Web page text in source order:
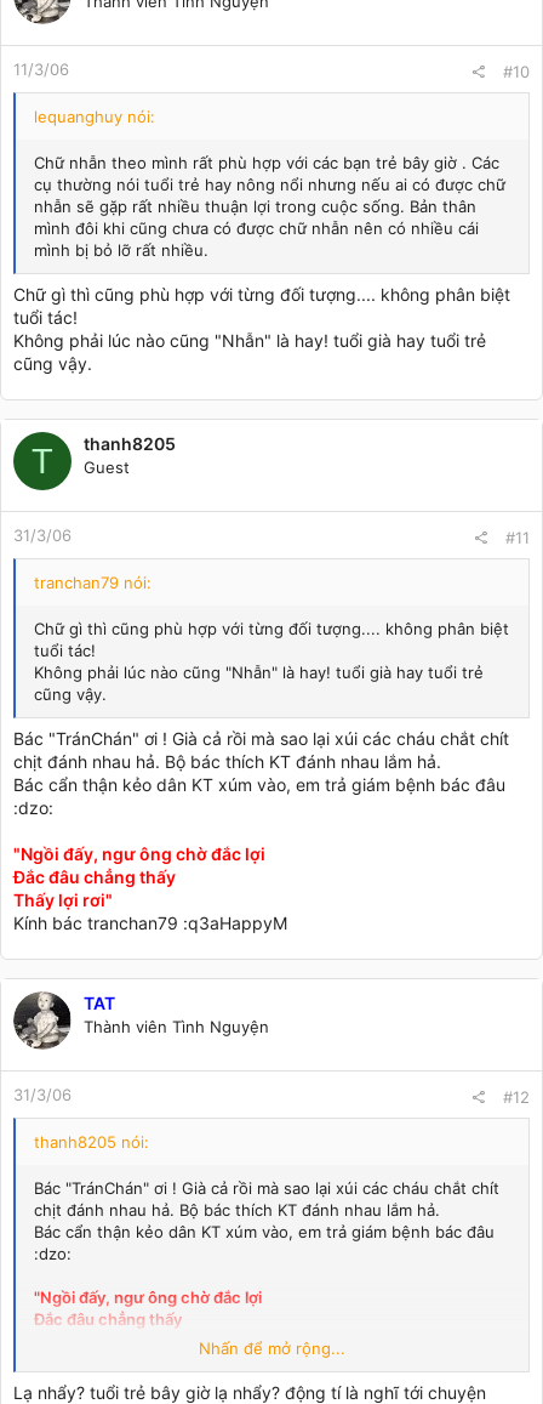
11/3/06 #10
lequanghuy nói:
Chữ nhẫn theo mình rất phù hợp với các bạn trẻ bây giờ . Các
cụ thường nói tuổi trẻ hay nông nổi nhưng nếu ai có được chữ
nhẫn sẽ gặp rất nhiều thuận lợi trong cuộc sống. Bản thân
mình đôi khi cũng chưa có được chữ nhẫn nên có nhiều cái
mình bị bỏ lỡ rất nhiều.
Chữ gì thì cũng phù hợp với từng đối tượng.... không phân biệt
tuổi tác!
Không phải lúc nào cũng "Nhẫn" là hay! tuổi già hay tuổi trẻ
cũng vậy.
T thanh8205
Guest
31/3/06 #11
tranchan79 nói:
Chữ gì thì cũng phù hợp với từng đối tượng.... không phân biệt
tuổi tác!
Không phải lúc nào cũng "Nhẫn" là hay! tuổi già hay tuổi trẻ
cũng vậy.
Bác "TránChán" ơi ! Già cả rồi mà sao lại xúi các cháu chắt chít
chịt đánh nhau hả. Bộ bác thích KT đánh nhau lắm hả.
Bác cẩn thận kẻo dân KT xúm vào, em trả giám bệnh bác đâu
:dzo:
"Ngồi đấy, ngư ông chờ đắc lợi
Đắc đâu chẳng thấy
Thấy lợi rơi"
Kính bác tranchan79 :q3aHappyM
TAT
Thành viên Tình Nguyện
31/3/06 #12
thanh8205 nói:
Bác "TránChán" ơi ! Già cả rồi mà sao lại xúi các cháu chắt chít
chịt đánh nhau hả. Bộ bác thích KT đánh nhau lắm hả.
Bác cẩn thận kẻo dân KT xúm vào, em trả giám bệnh bác đâu
:dzo:
"Ngồi đấy, ngư ông chờ đắc lợi
Đắc đâu chẳng thấy
Nhấn để mở rộng...
Lạ nhẩy? tuổi trẻ bây giờ lạ nhẩy? động tí là nghĩ tới chuyện